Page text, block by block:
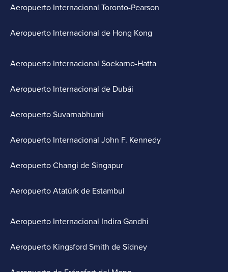
Aeropuerto Internacional Toronto-Pearson
Aeropuerto Internacional de Hong Kong
Aeropuerto Internacional Soekarno-Hatta
Aeropuerto Internacional de Dubái
Aeropuerto Suvarnabhumi
Aeropuerto Internacional John F. Kennedy
Aeropuerto Changi de Singapur
Aeropuerto Atatürk de Estambul
Aeropuerto Internacional Indira Gandhi
Aeropuerto Kingsford Smith de Sídney